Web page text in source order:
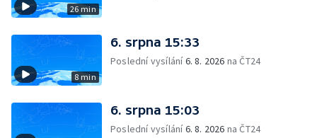
26 min
8 min
6. srpna 15:33
Poslední vysílání6. 8. 2026 na ČT24
6. srpna 15:03
Poslední vysílání6. 8. 2026 na ČT24